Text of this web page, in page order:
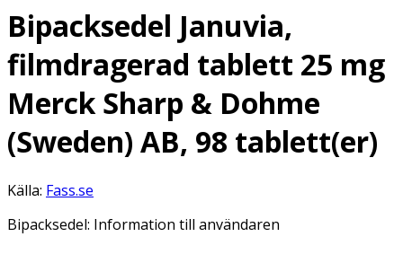
Bipacksedel Januvia,
filmdragerad tablett 25 mg
Merck Sharp & Dohme
(Sweden) AB, 98 tablett(er)
Källa: Fass.se
Bipacksedel: Information till användaren